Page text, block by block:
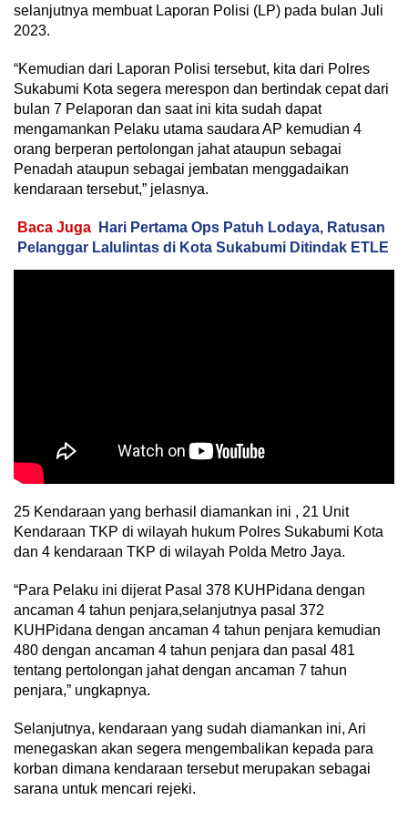
selanjutnya membuat Laporan Polisi (LP) pada bulan Juli
2023.
“Kemudian dari Laporan Polisi tersebut, kita dari Polres
Sukabumi Kota segera merespon dan bertindak cepat dari
bulan 7 Pelaporan dan saat ini kita sudah dapat
mengamankan Pelaku utama saudara AP kemudian 4
orang berperan pertolongan jahat ataupun sebagai
Penadah ataupun sebagai jembatan menggadaikan
kendaraan tersebut,” jelasnya.
Baca Juga
Hari Pertama Ops Patuh Lodaya, Ratusan
Pelanggar Lalulintas di Kota Sukabumi Ditindak ETLE
25 Kendaraan yang berhasil diamankan ini , 21 Unit
Kendaraan TKP di wilayah hukum Polres Sukabumi Kota
dan 4 kendaraan TKP di wilayah Polda Metro Jaya.
“Para Pelaku ini dijerat Pasal 378 KUHPidana dengan
ancaman 4 tahun penjara,selanjutnya pasal 372
KUHPidana dengan ancaman 4 tahun penjara kemudian
480 dengan ancaman 4 tahun penjara dan pasal 481
tentang pertolongan jahat dengan ancaman 7 tahun
penjara,” ungkapnya.
Selanjutnya, kendaraan yang sudah diamankan ini, Ari
menegaskan akan segera mengembalikan kepada para
korban dimana kendaraan tersebut merupakan sebagai
sarana untuk mencari rejeki.